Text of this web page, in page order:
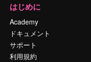
はじめに
Academy
ドキュメント
サポート
利用規約